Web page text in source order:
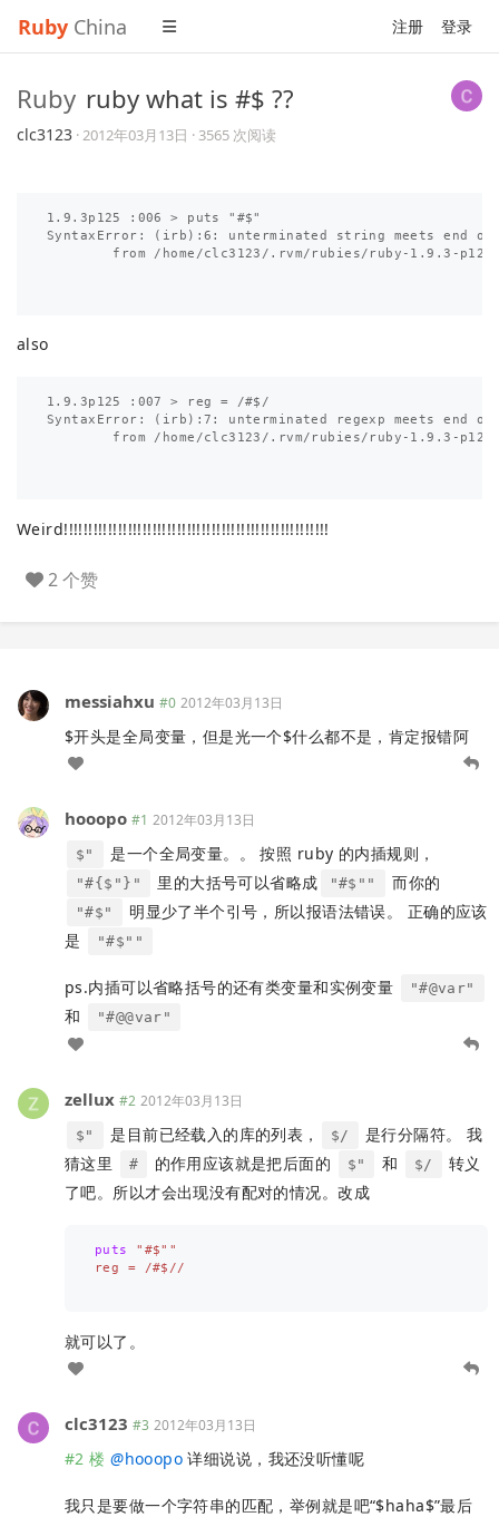
Ruby China 注册 登录
Ruby ruby what is #$ ??
clc3123 ·2012年03月13日 · 3565 次阅读
1.9.3p125 :006 > puts "#$"
SyntaxError: (irb):6: unterminated string meets end
from /home/clc3123/.rvm/rubies/ruby-1.9.3-
also
1.9.3p125 :007 > reg = /#$/
SyntaxError: (irb):7: unterminated regexp meets end
from /home/clc3123/.rvm/rubies/ruby-1.9.3-
Weird!!!!!!!!!!!!!!!!!!!!!!!!!!!!!!!!!!!!!!!!!!!!!!!!!!!!!!
2 个赞
messiahxu #0 2012年03月13日
$开头是全局变量，但是光一个$什么都不是，肯定报错阿
hooopo #1 2012年03月13日
$" 是一个全局变量。。 按照 ruby 的内插规则，
"#{$"}" 里的大括号可以省略成 "#$"" 而你的
"#$"
明显少了半个引号，所以报语法错误。 正确的应该
是
"#$""
ps.内插可以省略括号的还有类变量和实例变量 "#@var"
和 "#@@var"
zellux #2 2012年03月13日
$" 是目前已经载入的库的列表， $/
是行分隔符。 我
猜这里
# 的作用应该就是把后面的 $" 和 $/
转义
了吧。所以才会出现没有配对的情况。改成
puts
"#$""
reg = /#$//
就可以了。
clc3123 #3 2012年03月13日
#2 楼 @hooopo 详细说说，我还没听懂呢
我只是要做一个字符串的匹配，举例就是吧“$haha$”最后